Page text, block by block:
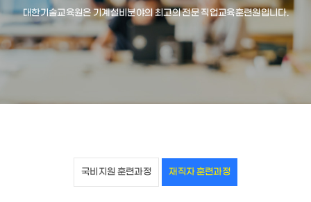
대한기술교육원은 기계설비분야의 최고의 전문 직업교육훈련원입니다.
국비지원 훈련과정 재직자 훈련과정